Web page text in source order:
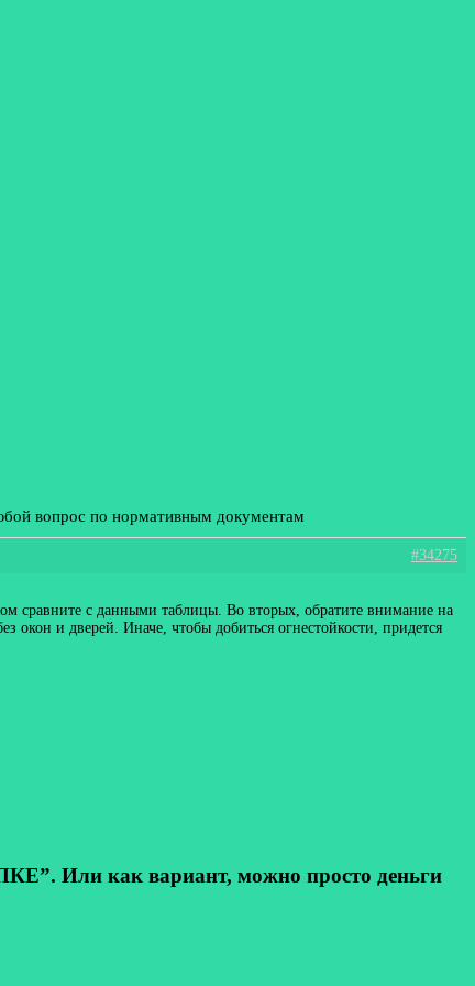
вопрос по нормативным документам
#34275
сравните с данными таблицы. Во вторых, обратите внимание на
окон и дверей. Иначе, чтобы добиться огнестойкости, придется
Или как вариант, можно просто деньги